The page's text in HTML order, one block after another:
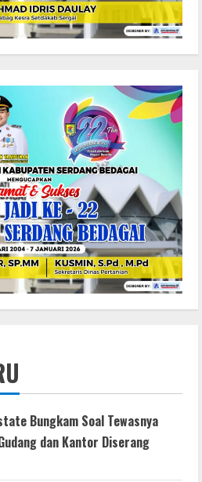
Bungkam Soal Tewasnya
dan Kantor Diserang